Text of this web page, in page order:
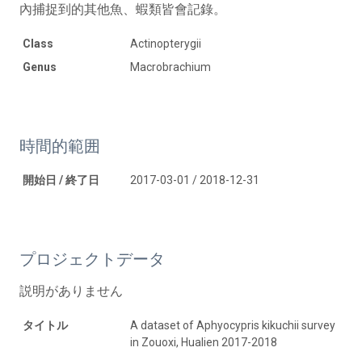
內捕捉到的其他魚、蝦類皆會記錄。
Class
Actinopterygii
Genus
Macrobrachium
時間的範囲
開始日 / 終了日 2017-03-01 / 2018-12-31
プロジェクトデータ
説明がありません
タイトル
A dataset of Aphyocypris kikuchii survey
in Zouoxi, Hualien 2017-2018